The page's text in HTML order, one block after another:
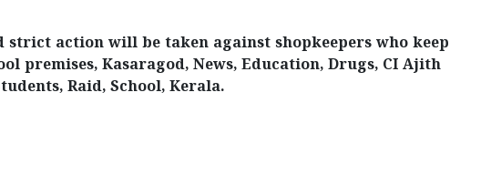
strict action will be taken against shopkeepers who keep
premises, Kasaragod, News, Education, Drugs, CI Ajith
Raid, School, Kerala.